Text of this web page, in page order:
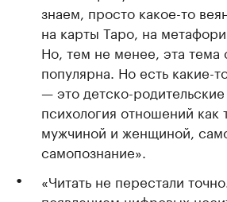
знаем, просто какое-то
на карты Таро, на
Но, тем не менее, эта тема
популярна. Но есть какие-
— это детско-
психология отношений как
мужчиной и женщиной,
самопознание».
«Читать не перестали